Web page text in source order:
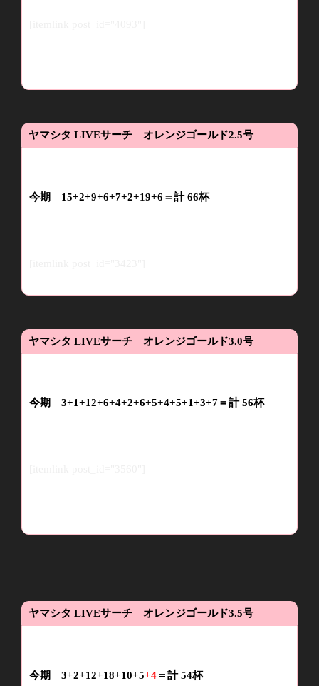
ヤマシタ LIVEサーチ オレンジゴールド2.5号
今期 15+2+9+6+7+2+19+6 ＝計66杯
ヤマシタ LIVEサーチ オレンジゴールド3.0号
今期 3+1+12+6+4+2+6+5+4+5+1+3+7＝計 56杯
ヤマシタ LIVEサーチ オレンジゴールド3.5号
今期 3+2+12+18+10+5+4＝計54杯